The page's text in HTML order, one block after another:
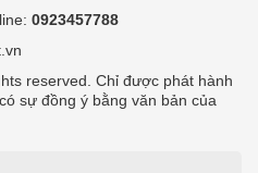
0923457788
reserved. Chỉ được phát hành
sự đồng ý bằng văn bản của